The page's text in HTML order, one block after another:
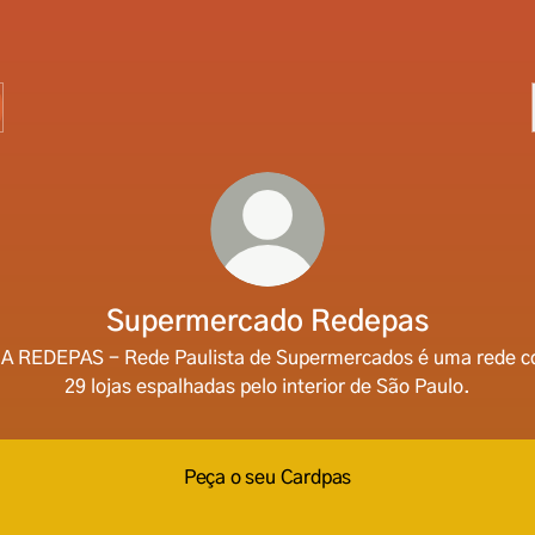
Supermercado Redepas
REDEPAS - Rede Paulista de Supermercados é uma rede
29 lojas espalhadas pelo interior de São Paulo.
Peça o seu Cardpas